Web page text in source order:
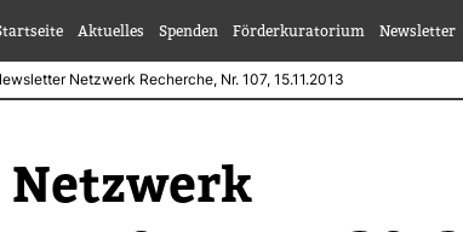
Aktuelles Spenden Förderkuratorium Newsletter
Netzwerk Recherche, Nr. 107, 15.11.2013